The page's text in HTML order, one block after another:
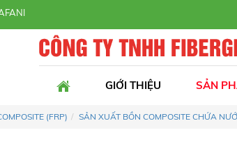
lượng - Tận tâm!
GIỚI THIỆU SẢN
(FRP) SẢN XUẤT BỒN COMPOSITE CHỨA